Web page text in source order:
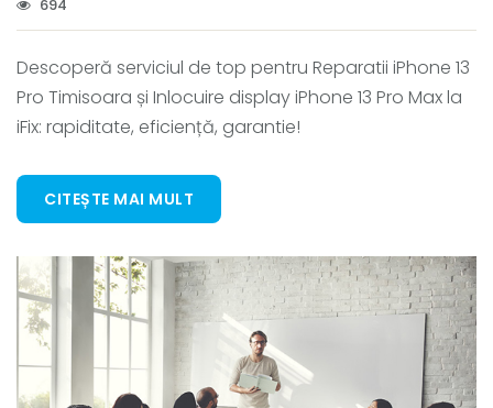
694
Descoperă serviciul de top pentru Reparatii iPhone 13
Pro Timisoara și Inlocuire display iPhone 13 Pro Max la
iFix: rapiditate, eficiență, garantie!
CITEȘTE MAI MULT